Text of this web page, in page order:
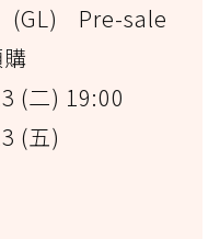
(GL) Pre-sale
(二) 19:00
(五)